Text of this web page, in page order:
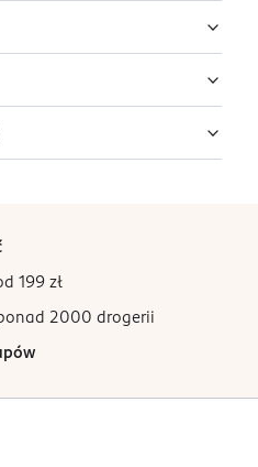
połysku.
LIQUIDUM,
OLETH-5,
GLYCOL,
ACID.
w żelu w dłoniach.
zakupem.
0%
199 zł
2000 drogerii